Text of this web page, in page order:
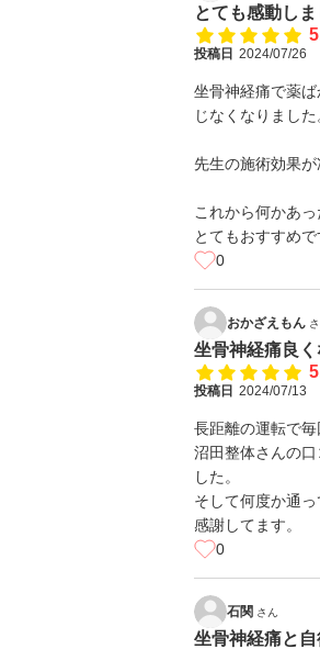
とても感動しま
投稿日 2024/07/26
坐骨神経痛で薬
じなくなりました
先生の施術効果が
これから何かあ
とてもおすすめで
0
おかざえもん
坐骨神経痛良く
投稿日 2024/07/13
長距離の運転で
沼田整体さんの
した。
そして何度か通
感謝してます。
0
石関 さん
坐骨神経痛と